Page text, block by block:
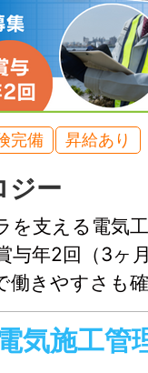
完備 昇給あり
ジー
を支える電気
与年2回（3ヶ
働きやすさも
定した環境で
気施工管